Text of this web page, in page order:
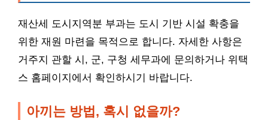
재산세 도시지역분 부과는 도시 기반 시설 확충을
위한 재원 마련을 목적으로 합니다. 자세한 사항은
거주지 관할 시, 군, 구청 세무과에 문의하거나 위택
스 홈페이지에서 확인하시기 바랍니다.
아끼는 방법, 혹시 없을까?